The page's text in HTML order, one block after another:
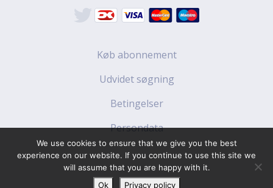
Køb abonnement
Udvidet søgning
Betingelser
Persondata
We use cookies to ensure that we give you the best
experience on our website. If you continue to use this site we
will assume that you are happy with it.
Ok
Privacy policy